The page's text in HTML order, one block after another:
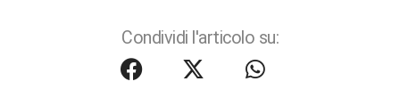
Condividi l'articolo su: